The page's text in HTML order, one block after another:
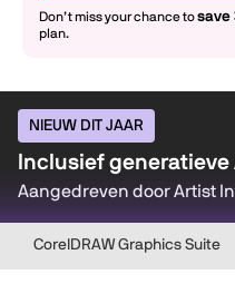
Don’t miss your chance tosave
plan.
NIEUW DIT JAAR
Inclusief generatieve
Aangedreven door Artist
CorelDRAW Graphics Suite